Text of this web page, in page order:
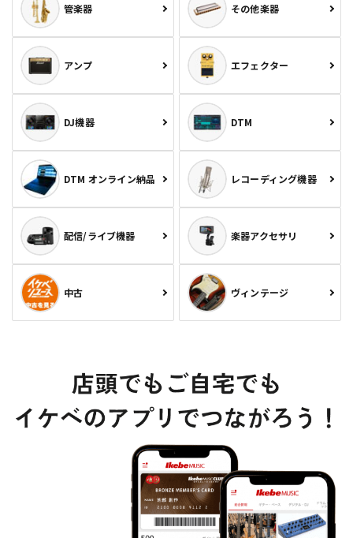
管楽器 その他楽器
アンプ エフェクター
DJ機器 DTM
DTM オンライン納品 レコーディング機器
配信/ライブ機器 楽器アクセサリ
中古 ヴィンテージ